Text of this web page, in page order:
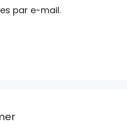
par e-mail.